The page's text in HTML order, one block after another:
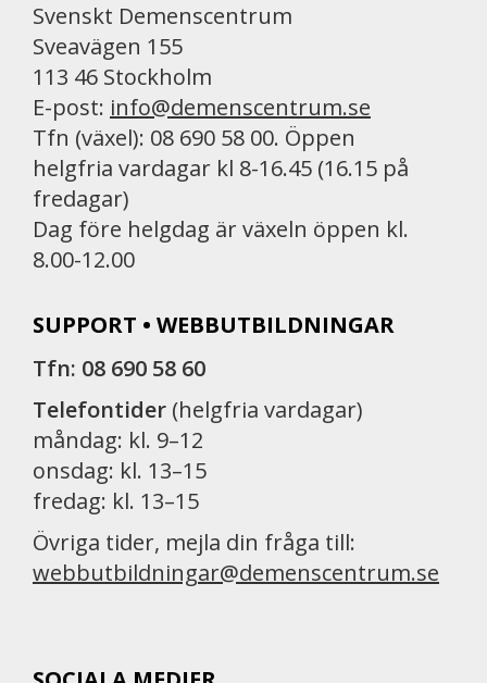
Svenskt Demenscentrum
Sveavägen 155
113 46 Stockholm
E-post: info@demenscentrum.se
Tfn (växel): 08 690 58 00. Öppen
helgfria vardagar kl 8-16.45 (16.15 på
fredagar)
Dag före helgdag är växeln öppen kl.
8.00-12.00
SUPPORT • WEBBUTBILDNINGAR
Tfn: 08 690 58 60
Telefontider (helgfria vardagar)
måndag: kl. 9–12
onsdag: kl. 13–15
fredag: kl. 13–15
Övriga tider, mejla din fråga till:
webbutbildningar@demenscentrum.se